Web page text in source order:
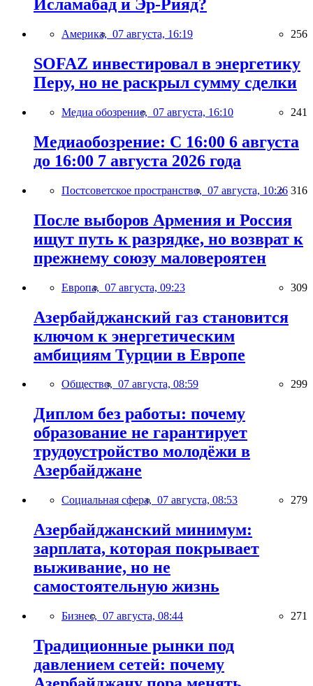
Исламабад и Эр-Рияд?
Америка, 07 августа, 16:19 256
SOFAZ инвестировал в энергетику
Перу, но не раскрыл сумму сделки
Медиа обозрение, 07 августа, 16:10 241
Медиаобозрение: С 16:00 6 августа
до 16:00 7 августа 2026 года
Постсоветское пространство, 07 августа, 10:26 316
После выборов Армения и Россия
ищут путь к разрядке, но возврат к
прежнему союзу маловероятен
Европа, 07 августа, 09:23 309
Азербайджанский газ становится
ключом к энергетическим
амбициям Турции в Европе
Общество, 07 августа, 08:59 299
Диплом без работы: почему
образование не гарантирует
трудоустройство молодёжи в
Азербайджане
Социальная сфера, 07 августа, 08:53 279
Азербайджанский минимум:
зарплата, которая покрывает
выживание, но не
самостоятельную жизнь
Бизнес, 07 августа, 08:44 271
Традиционные рынки под
давлением сетей: почему